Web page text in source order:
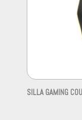
SILLA GAMING